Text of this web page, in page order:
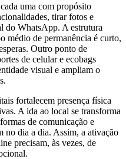
uma com propósito
tirar fotos e
do WhatsApp. A estrutura
médio de permanência é curto,
Outro ponto de
de celular e ecobags
visual e ampliam o
fortalecem presença física
A ida ao local se transforma
de comunicação e
no dia a dia. Assim, a ativação
precisam, às vezes, de